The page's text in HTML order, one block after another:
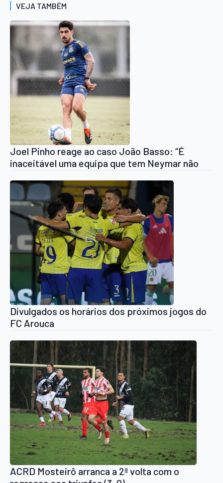
VEJA TAMBÉM
Joel Pinho reage ao caso João Basso: “É
inaceitável uma equipa que tem Neymar não
Divulgados os horários dos próximos jogos do
FC Arouca
ACRD Mosteirô arranca a 2ª volta com o